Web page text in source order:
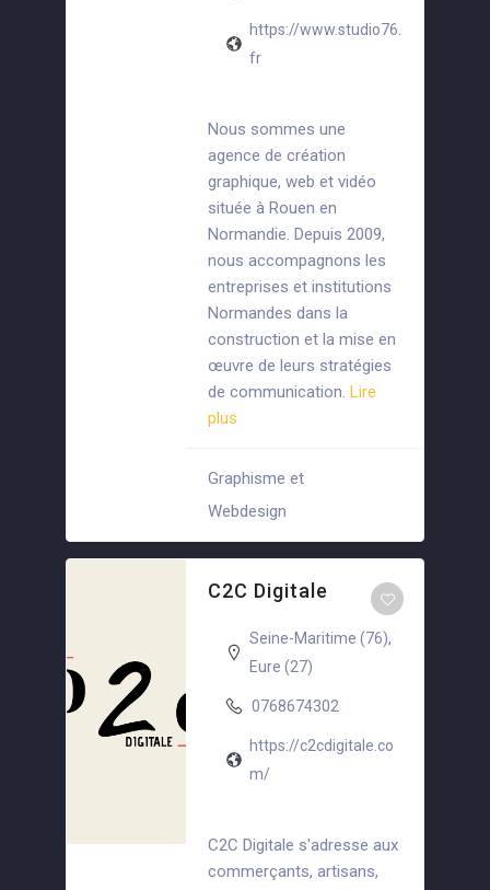
https://www.studio76.
fr
Nous sommes une
agence de création
graphique, web et vidéo
située à Rouen en
Normandie. Depuis 2009,
nous accompagnons les
entreprises et institutions
Normandes dans la
construction et la mise en
œuvre de leurs stratégies
de communication. Lire
plus
Graphisme et
Webdesign
C2C Digitale
Seine-Maritime (76),
Eure (27)
0768674302
https://c2cdigitale.co
m/
C2C Digitale s'adresse aux
commerçants, artisans,